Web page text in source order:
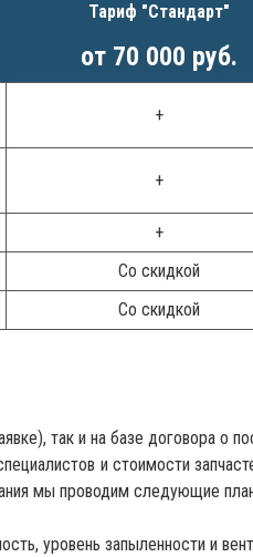
Тариф "Стандарт"
от 70 000 руб.
+
+
+
Со скидкой
Со скидкой
так и на базе договора о
и стоимости
мы проводим следующие
уровень запыленности и